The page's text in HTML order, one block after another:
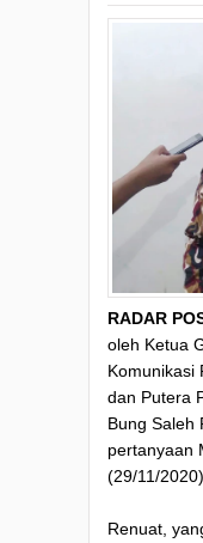
RADAR
oleh Ketua
Komunikasi
dan Putera
Bung Saleh
pertanyaan
(29/11/2020).
Renuat,